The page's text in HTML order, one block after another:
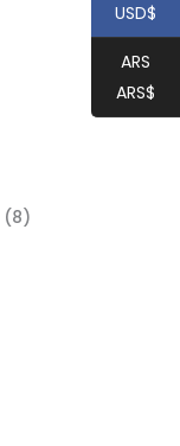
88
USD$
ARS
ARS$